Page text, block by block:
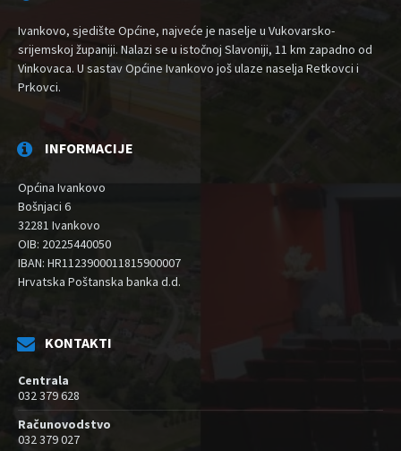
Ivankovo, sjedište Općine, najveće je naselje u Vukovarsko-
srijemskoj županiji. Nalazi se u istočnoj Slavoniji, 11 km zapadno od
Vinkovaca. U sastav Općine Ivankovo još ulaze naselja Retkovci i
Prkovci.
INFORMACIJE
Općina Ivankovo
Bošnjaci 6
32281 Ivankovo
OIB: 20225440050
IBAN: HR1123900011815900007
Hrvatska Poštanska banka d.d.
KONTAKTI
Centrala
032 379 628
Računovodstvo
032 379 027